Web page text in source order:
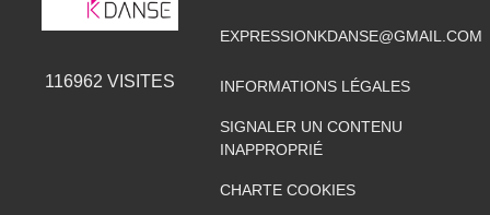
116962 VISITES
EXPRESSIONKDANSE@GMAIL.COM
INFORMATIONS LÉGALES
SIGNALER UN CONTENU
INAPPROPRIÉ
CHARTE COOKIES